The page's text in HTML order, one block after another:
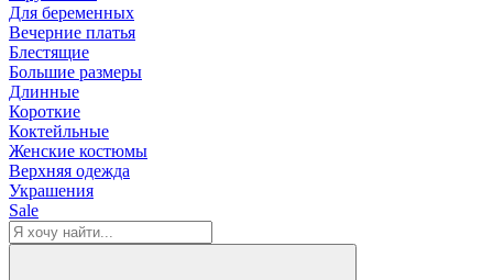
Для беременных
Вечерние платья
Блестящие
Большие размеры
Длинные
Короткие
Коктейльные
Женские костюмы
Верхняя одежда
Украшения
Sale